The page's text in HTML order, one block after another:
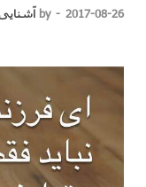
2017-08-26
-
by